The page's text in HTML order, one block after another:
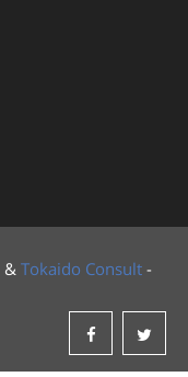
& Tokaido Consult -